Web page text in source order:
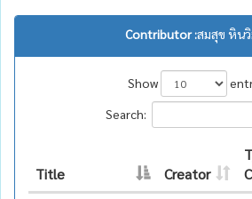
Contributor :สมสุข หิน
Show
Search:
Title Creator